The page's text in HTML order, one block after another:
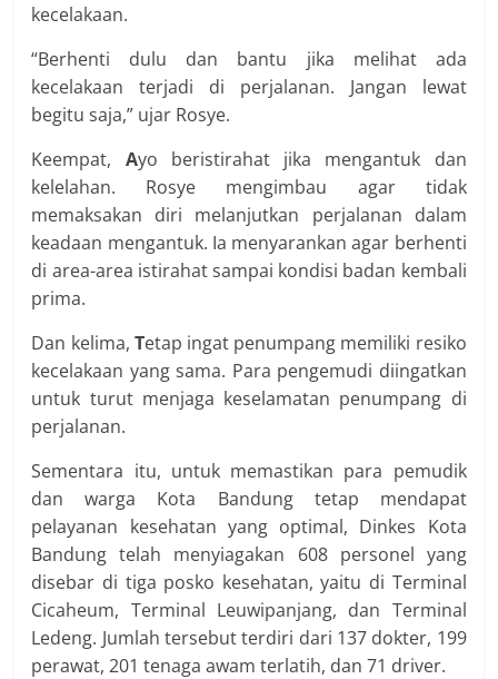
kecelakaan.
“Berhenti dulu dan bantu jika melihat ada
kecelakaan terjadi di perjalanan. Jangan lewat
begitu saja,” ujar Rosye.
Keempat, Ayo beristirahat jika mengantuk dan
kelelahan. Rosye mengimbau agar tidak
memaksakan diri melanjutkan perjalanan dalam
keadaan mengantuk. Ia menyarankan agar berhenti
di area-area istirahat sampai kondisi badan kembali
prima.
Dan kelima, Tetap ingat penumpang memiliki resiko
kecelakaan yang sama. Para pengemudi diingatkan
untuk turut menjaga keselamatan penumpang di
perjalanan.
Sementara itu, untuk memastikan para pemudik
dan warga Kota Bandung tetap mendapat
pelayanan kesehatan yang optimal, Dinkes Kota
Bandung telah menyiagakan 608 personel yang
disebar di tiga posko kesehatan, yaitu di Terminal
Cicaheum, Terminal Leuwipanjang, dan Terminal
Ledeng. Jumlah tersebut terdiri dari 137 dokter, 199
perawat, 201 tenaga awam terlatih, dan 71 driver.